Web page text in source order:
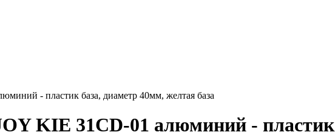
- пластик база, диаметр 40мм, желтая база
KIE 31CD-01 алюминий -